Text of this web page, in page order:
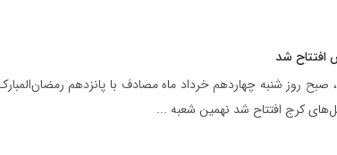
افتتاح شد
روز شنبه چهاردهم خرداد ماه مصادف با پانزدهم
کرج افتتاح شد نهمین شعبه ...
استاد فضلی
گلرنگ